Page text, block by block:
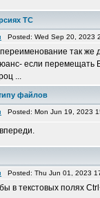
TC
Posted: Wed Sep 20,
так же
если перемещать
...
файлов
Posted: Mon Jun 19, 2023
Posted: Thu Jun 01, 2023
в текстовых полях